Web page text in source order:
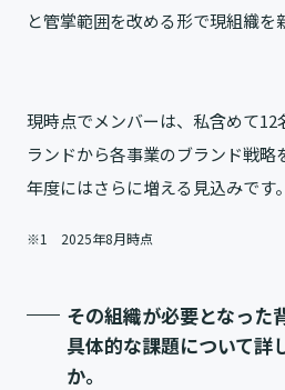
と管掌範囲を改める形で現組織を
現時点でメンバーは、私含めて
ランドから各事業のブランド戦略
年度にはさらに増える見込みです。
※1 2025年8月時点
その組織が必要となった
具体的な課題について詳
か。